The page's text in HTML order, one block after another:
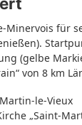
Minervois für
(gelbe
von 8 km
le-Vieux
„Saint-